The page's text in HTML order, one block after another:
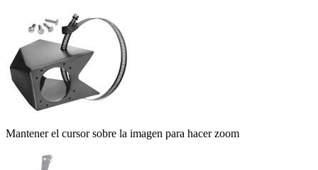
Mantener el cursor sobre la imagen para hacer zoom